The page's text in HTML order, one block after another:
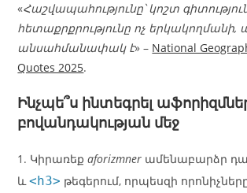
«Հաշվապահությունը՝ կոշտ
հետաքրքրությունը ոչ երկակողմանի,
անսահմանափակ է» – National
Quotes 2025.
Ինչպե՞ս ինտեգրել
բովանդակության մեջ
1. Կիրառեքaforizmner ամենաբարձր
և<h3> թեգերում, որպեսզի